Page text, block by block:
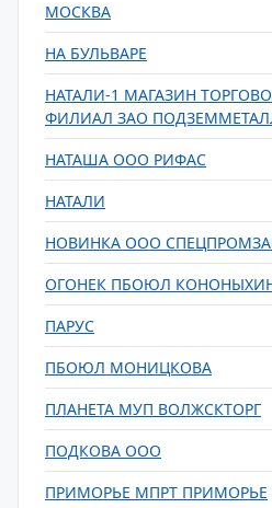
МОСКВА
НА БУЛЬВАРЕ
НАТАЛИ-1 МАГАЗИН
ФИЛИАЛ ЗАО
НАТАША ООО РИФАС
НАТАЛИ
НОВИНКА ООО
ОГОНЕК ПБОЮЛ
ПАРУС
ПБОЮЛ МОНИЦКОВА
ПЛАНЕТА МУП ВОЛЖСКТОРГ
ПОДКОВА ООО
ПРИМОРЬЕ МПРТ ПРИМОРЬЕ